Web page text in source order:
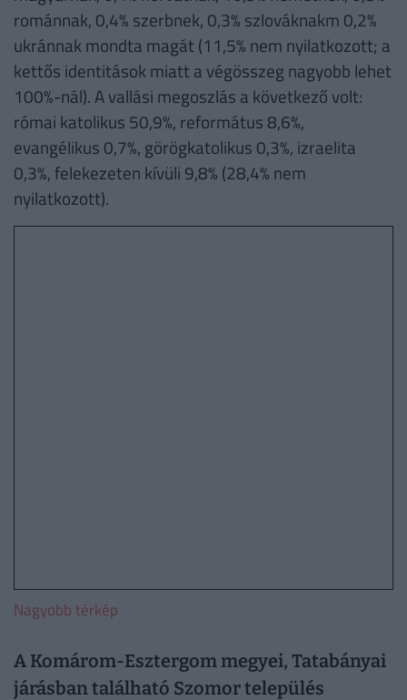
románnak, 0,4% szerbnek, 0,3% szlováknakm 0,2%
ukránnak mondta magát (11,5% nem nyilatkozott; a
kettős identitások miatt a végösszeg nagyobb lehet
100%-nál). A vallási megoszlás a következő volt:
római katolikus 50,9%, református 8,6%,
evangélikus 0,7%, görögkatolikus 0,3%, izraelita
0,3%, felekezeten kívüli 9,8% (28,4% nem
nyilatkozott).
Nagyobb térkép
A Komárom-Esztergom megyei, Tatabányai
járásban található Szomor település